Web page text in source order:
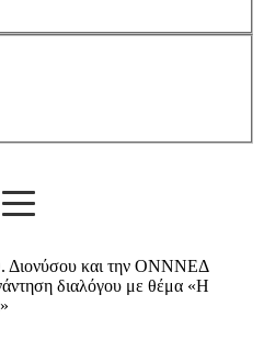
και την ΟΝΝΝΕΔ
διαλόγου με θέμα «Η